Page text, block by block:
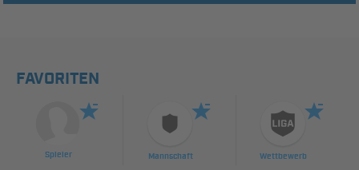
FAVORITEN
Spieler Mannschaft Wettbewerb